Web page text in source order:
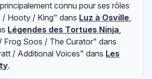
connu pour ses rôles
/ Hooty / King" dans Luz à Osville,
Légendes des Tortues Ninja,
Frog Soos / The Curator" dans
/ Additional Voices" dans Les
.